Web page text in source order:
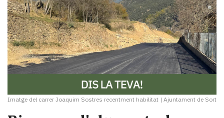
Imatge del carrer Joaquim Sostres recentment habilitat | Ajuntament de Sort